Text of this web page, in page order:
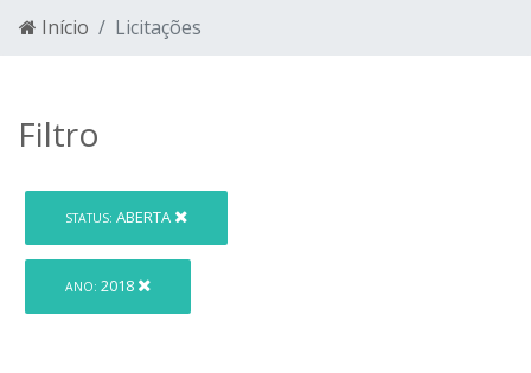
Início Licitações
Filtro
STATUS: ABERTA
ANO: 2018